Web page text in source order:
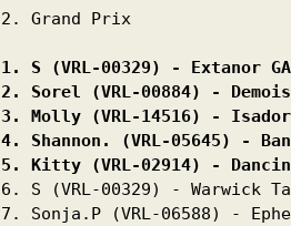
2. Grand Prix
1. S (VRL-00329) - Extanor GA
2. Sorel (VRL-00884) -
3. Molly (VRL-14516) -
4. Shannon. (VRL-05645) -
5. Kitty (VRL-02914) -
6. S (VRL-00329) - Warwick
7. Sonja.P (VRL-06588) -